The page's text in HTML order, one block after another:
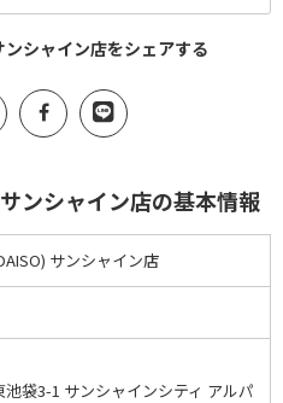
シャイン店をシェアする
ンシャイン店の基本情報
サンシャイン店
袋3-1 サンシャインシティ アルパ